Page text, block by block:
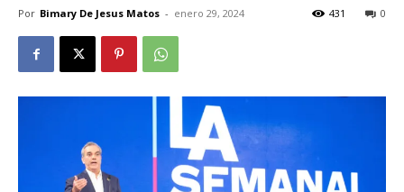
Por Bimary De Jesus Matos - enero 29, 2024 0
431